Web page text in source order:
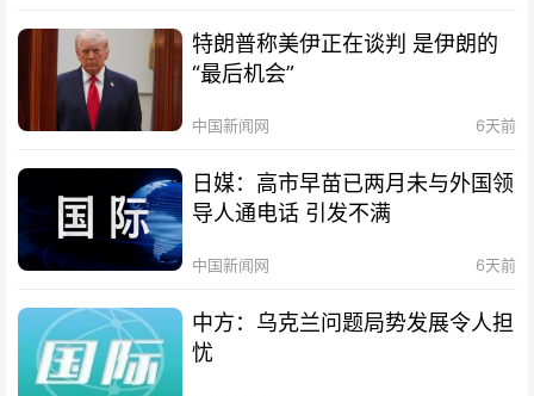
特朗普称美伊正在谈判 是伊朗的
“最后机会”
中国新闻网 6天前
日媒：高市早苗已两月未与外国领
导人通电话 引发不满
中国新闻网 6天前
中方：乌克兰问题局势发展令人担
忧